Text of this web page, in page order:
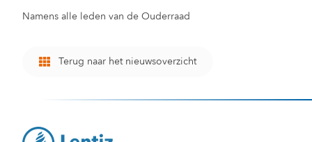
Namens alle leden van de Ouderraad
Terug naar het nieuwsoverzicht